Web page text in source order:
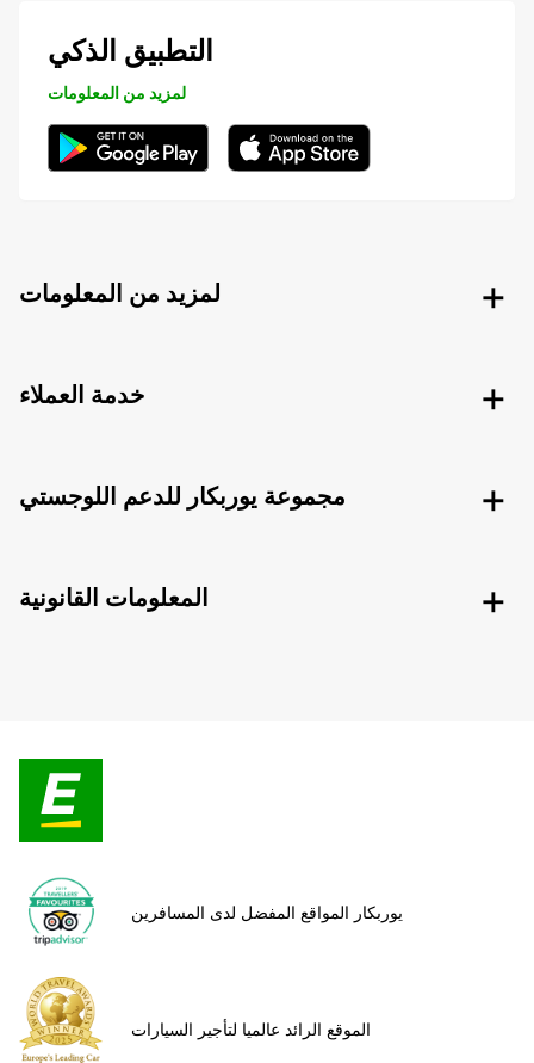
التطبيق الذكي
لمزيد من المعلومات
لمزيد من المعلومات
خدمة العملاء
مجموعة يوربكار للدعم اللوجستي
المعلومات القانونية
يوربكار المواقع المفضل لدى المسافرين
الموقع الرائد عالميا لتأجير السيارات